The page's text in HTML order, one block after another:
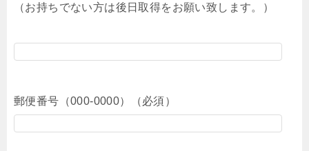
（お持ちでない方は後日取得をお願い致します。）
郵便番号（000-0000）（必須）